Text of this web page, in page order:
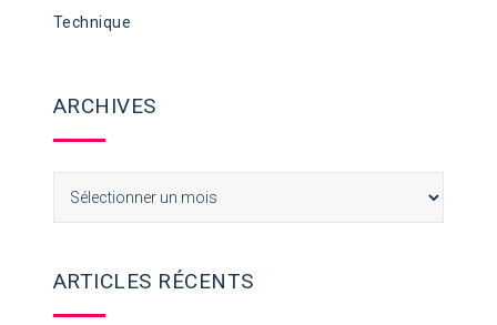
Technique
ARCHIVES
ARTICLES RÉCENTS